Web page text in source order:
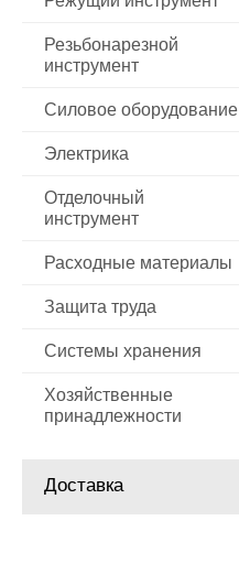
Резьбонарезной
инструмент
Силовое оборудование
Электрика
Отделочный
инструмент
Расходные материалы
Защита труда
Системы хранения
Хозяйственные
принадлежности
Доставка